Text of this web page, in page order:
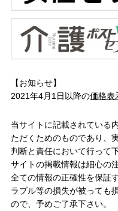
【お知らせ】
2021年4月1日以降の価格表
当サイトに記載されている
ただくためのものであり、
判断と責任において行って
サイトの掲載情報は細心の
全ての情報の正確性を保証
ラブル等の損失が被っても
ので、予めご了承下さい。